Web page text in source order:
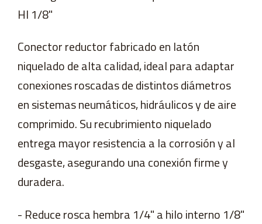
HI 1/8"
Conector reductor fabricado en latón
niquelado de alta calidad, ideal para adaptar
conexiones roscadas de distintos diámetros
en sistemas neumáticos, hidráulicos y de aire
comprimido. Su recubrimiento niquelado
entrega mayor resistencia a la corrosión y al
desgaste, asegurando una conexión firme y
duradera.
- Reduce rosca hembra 1/4" a hilo interno 1/8"